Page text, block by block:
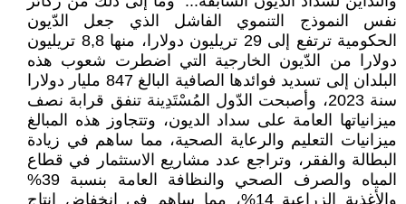
نفس النموذج التنموي الفاشل الذي جعل الدّيون
الحكومية ترتفع إلى 29 تريليون دولارا، منها 8,8 تريليون
دولارا من الدّيون الخارجية التي اضطرت شعوب هذه
البلدان إلى تسديد فوائدها الصافية البالغ 847 مليار دولارا
سنة 2023، وأصبحت الدّول المُسْتَدِينة تنفق قرابة نصف
ميزانياتها العامة على سداد الديون، وتتجاوز هذه المبالغ
ميزانيات التعليم والرعاية الصحية، مما ساهم في زيادة
البطالة والفقر، وتراجع عدد مشاريع الاستثمار في قطاع
المياه والصرف الصحي والنظافة العامة بنسبة 39%
والأغذية الزراعية 14%، مما ساهم في انخفاض إنتاج